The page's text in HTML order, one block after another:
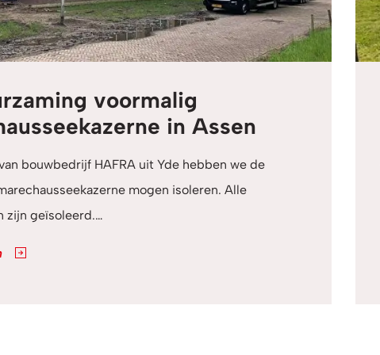
voormalig
in Assen
bouwbedrijf HAFRA uit Yde hebben we de
mogen isoleren. Alle
zijn geïsoleerd.…